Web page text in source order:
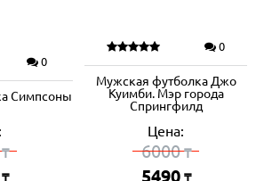
0
Симпсоны
₸
0
Мужская футболка Джо
Куимби. Мэр города
Спрингфилд
Цена:
6000₸
5490 ₸